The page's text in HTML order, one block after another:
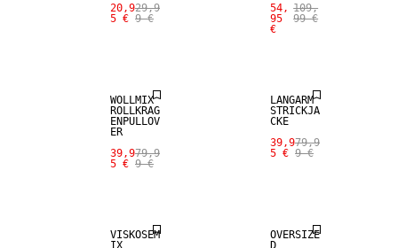
20,9
5 €
29,9
9 €
54,
95
€
109,
99 €
WOLLMIX
ROLLKRAG
ENPULLOV
ER
39,9
5 €
79,9
9 €
LANGARM
STRICKJA
CKE
39,9
5 €
79,9
9 €
VISKOSEM
IX
OVERSIZE
D